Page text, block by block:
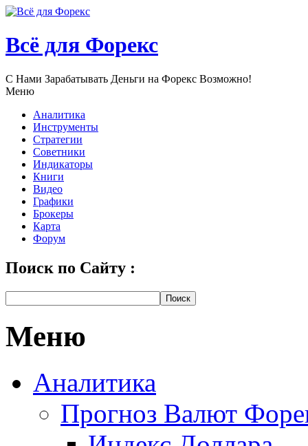
Всё для Форекс
С Нами Зарабатывать Деньги нa Форекс Возможно!
Меню
Аналитика
Инструменты
Стратегии
Советники
Индикаторы
Книги
Видео
Графики
Брокеры
Карта
Форум
Поиск по Сайту :
Меню
Аналитика
Прогноз Валют